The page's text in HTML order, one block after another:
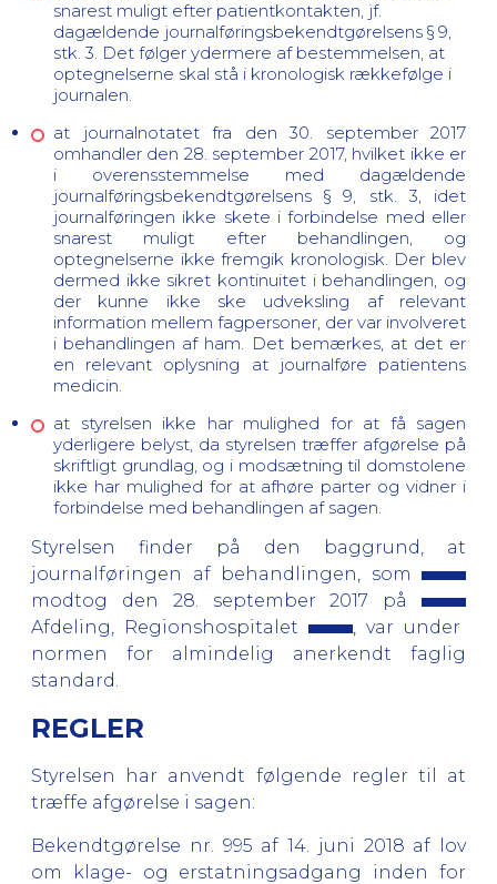
snarest muligt efter patientkontakten, jf.
dagældende journalføringsbekendtgørelsens § 9,
stk. 3. Det følger ydermere af bestemmelsen, at
optegnelserne skal stå i kronologisk rækkefølge i
journalen.
at journalnotatet fra den 30. september 2017
omhandler den 28. september 2017, hvilket ikke er
i overensstemmelse med dagældende
journalføringsbekendtgørelsens § 9, stk. 3, idet
journalføringen ikke skete i forbindelse med eller
snarest muligt efter behandlingen, og
optegnelserne ikke fremgik kronologisk. Der blev
dermed ikke sikret kontinuitet i behandlingen, og
der kunne ikke ske udveksling af relevant
information mellem fagpersoner, der var involveret
i behandlingen af ham. Det bemærkes, at det er
en relevant oplysning at journalføre patientens
medicin.
at styrelsen ikke har mulighed for at få sagen
yderligere belyst, da styrelsen træffer afgørelse på
skriftligt grundlag, og i modsætning til domstolene
ikke har mulighed for at afhøre parter og vidner i
forbindelse med behandlingen af sagen.
Styrelsen finder på den baggrund, at
journalføringen af behandlingen, som
modtog den 28. september 2017 på
Afdeling, Regionshospitalet
, var under
normen for almindelig anerkendt faglig
standard.
REGLER
Styrelsen har anvendt følgende regler til at
træffe afgørelse i sagen:
Bekendtgørelse nr. 995 af 14. juni 2018 af lov
om klage- og erstatningsadgang inden for